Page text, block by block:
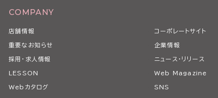
COMPANY
店舗情報 コーポレートサイト
重要なお知らせ 企業情報
採用・求人情報 ニュース・リリース
LESSON Web Magazine
Webカタログ SNS